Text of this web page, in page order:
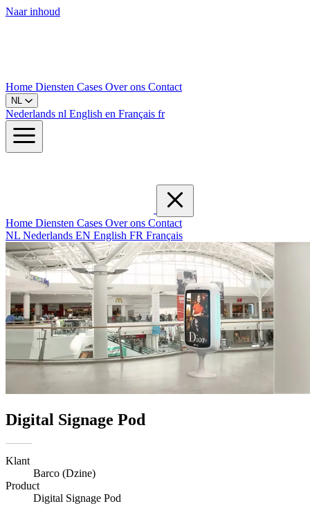
Naar inhoud
Home Diensten Cases Over ons Contact
NL
Nederlands nl English en Français fr
Home Diensten Cases Over ons Contact
NL Nederlands EN English FR Français
Digital Signage Pod
Klant
Barco (Dzine)
Product
Digital Signage Pod